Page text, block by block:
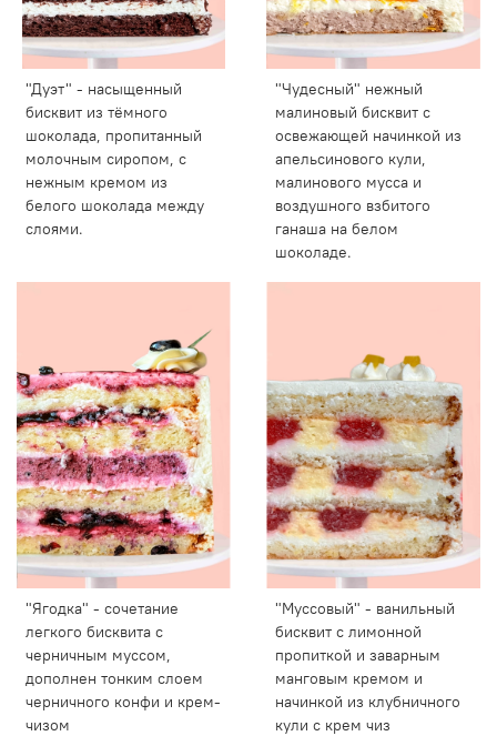
"Дуэт" - насыщенный
бисквит из тёмного
шоколада, пропитанный
молочным сиропом, с
нежным кремом из
белого шоколада между
слоями.
"Чудесный" нежный
малиновый бисквит с
освежающей начинкой из
апельсинового кули,
малинового мусса и
воздушного взбитого
ганаша на белом
шоколаде.
"Ягодка" - сочетание
легкого бисквита с
черничным муссом,
дополнен тонким слоем
черничного конфи и крем-
чизом
"Муссовый" - ванильный
бисквит с лимонной
пропиткой и заварным
манговым кремом и
начинкой из клубничного
кули с крем чиз